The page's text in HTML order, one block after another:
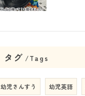
タグ Tags
幼児さんすう 幼児英語